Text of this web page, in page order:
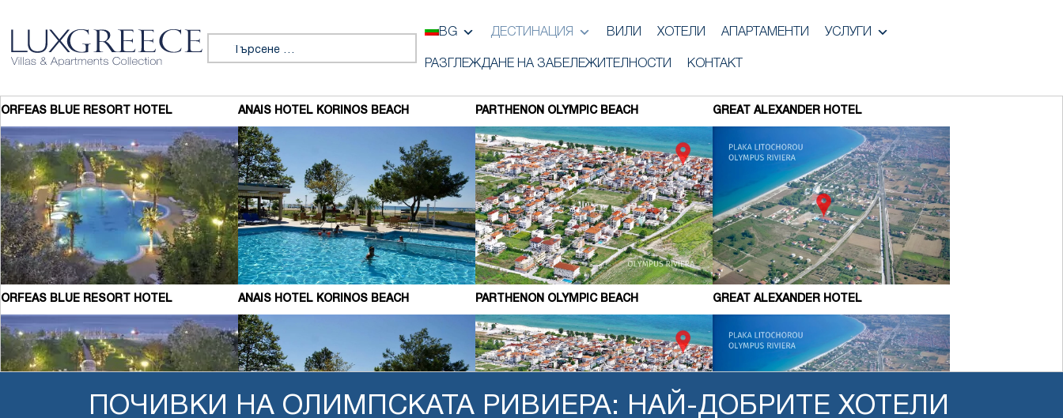
Търсене за:
BG ДЕСТИНАЦИЯ ВИЛИ ХОТЕЛИ АПАРТАМЕНТИ УСЛУГИ
РАЗГЛЕЖДАНЕ НА ЗАБЕЛЕЖИТЕЛНОСТИ КОНТАКТ
ORFEAS BLUE RESORT HOTEL
ORFEAS BLUE RESORT HOTEL
ANAIS HOTEL KORINOS BEACH
ANAIS HOTEL KORINOS BEACH
PARTHENON OLYMPIC BEACH
PARTHENON OLYMPIC BEACH
GREAT ALEXANDER HOTEL
GREAT ALEXANDER HOTEL
ПОЧИВКИ НА ОЛИМПСКАТА РИВИЕРА: НАЙ-ДОБРИТЕ ХОТЕЛИ